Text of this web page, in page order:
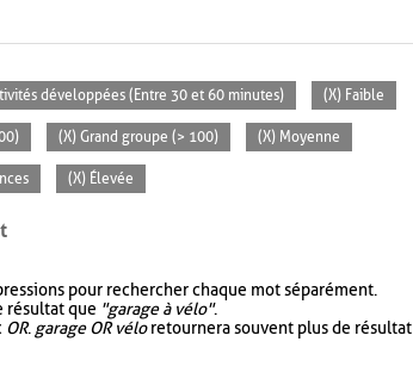
développées (Entre 30 et 60 minutes) (X) Faible
(X) Grand groupe (> 100) (X) Moyenne
(X) Élevée
pour rechercher chaque mot séparément.
résultat que "garage à vélo".
OR. garage OR véloretournera souvent plus de résultat